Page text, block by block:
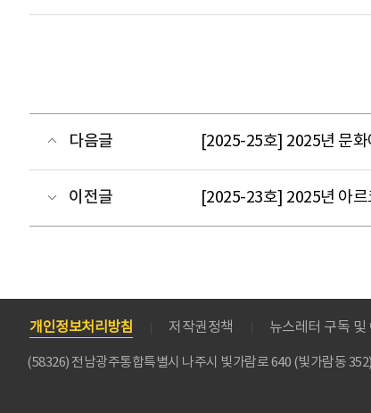
다음글 [2025-25호] 2025년 문
이전글 [2025-23호] 2025년 아르
개인정보처리방침 저작권정책 뉴스레터 구독
(58326) 전남광주통합특별시 나주시 빛가람로 640 (빛가람동